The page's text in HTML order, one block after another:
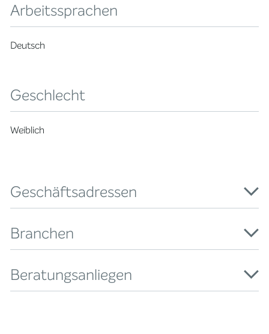
Arbeitssprachen
Deutsch
Geschlecht
Weiblich
Geschäftsadressen
Branchen
Beratungsanliegen